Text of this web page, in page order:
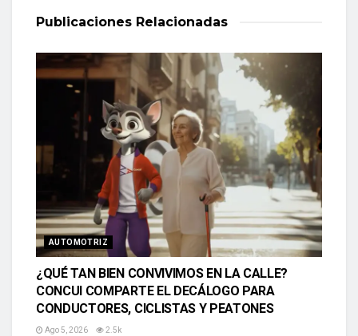
Publicaciones Relacionadas
AUTOMOTRIZ
¿QUÉ TAN BIEN CONVIVIMOS EN LA CALLE?
CONCUI COMPARTE EL DECÁLOGO PARA
CONDUCTORES, CICLISTAS Y PEATONES
Ago 5, 2026 2.5k